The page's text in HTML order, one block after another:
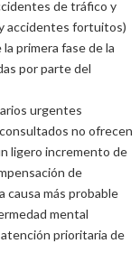
de tráfico y
accidentes fortuitos)
primera fase de la
por parte del
urgentes
no ofrecen
ligero incremento de
de
más probable
mental
prioritaria de